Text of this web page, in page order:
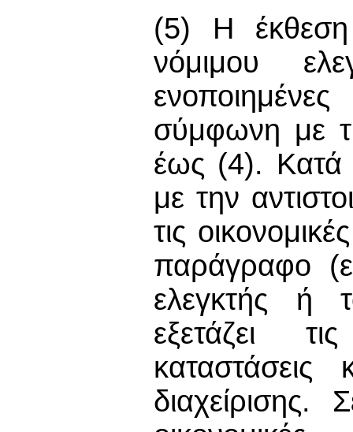
(5) Η έκθεση
νόμιμου
ενοποιημένες
σύμφωνη με
έως (4). Κατά
με την
τις
παράγραφο
ελεγκτής ή
εξετάζει